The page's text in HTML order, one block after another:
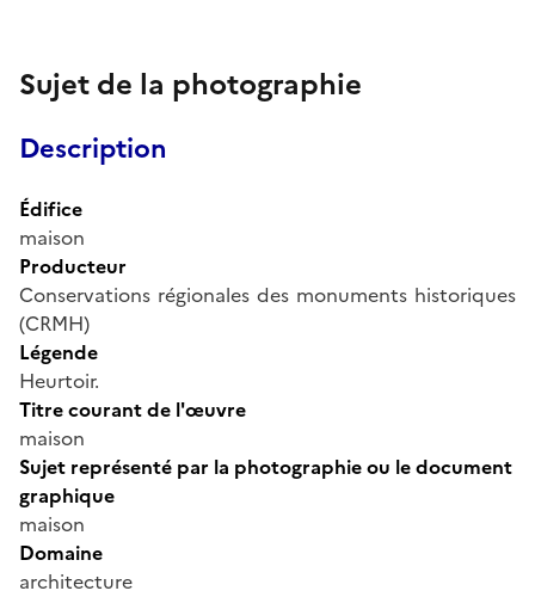
Sujet de la photographie
Description
Édifice
maison
Producteur
Conservations régionales des monuments historiques
(CRMH)
Légende
Heurtoir.
Titre courant de l'œuvre
maison
Sujet représenté par la photographie ou le document
graphique
maison
Domaine
architecture